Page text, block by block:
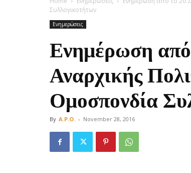
Πολιτική
Οργάνωση
Συλλογικοτήτων
Ενημερώσεις
Ενημέρωση από
Αναρχικής
Ομοσπονδία
By A.P.O. - November 28, 2016